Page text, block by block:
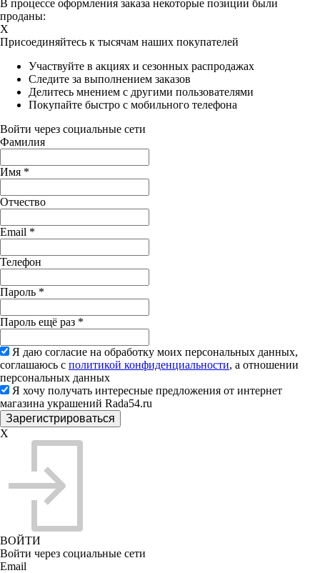
В процессе оформления заказа некоторые позиции были
проданы:
X
Присоединяйтесь к тысячам наших покупателей
Участвуйте в акциях и сезонных распродажах
Следите за выполнением заказов
Делитесь мнением с другими пользователями
Покупайте быстро с мобильного телефона
Войти через социальные сети
Фамилия
Имя *
Отчество
Email *
Телефон
Пароль *
Пароль ещё раз *
Я даю согласие на обработку моих персональных данных,
соглашаюсь с политикой конфиденциальности, а отношении
персональных данных
Я хочу получать интересные предложения от интернет
магазина украшений Rada54.ru
X
ВОЙТИ
Войти через социальные сети
Email